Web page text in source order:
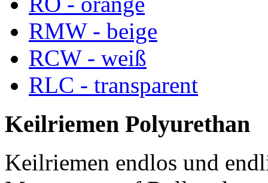
RMW - beige
RCW - weiß
RLC - transparent
Keilriemen Polyurethan
Keilriemen endlos und